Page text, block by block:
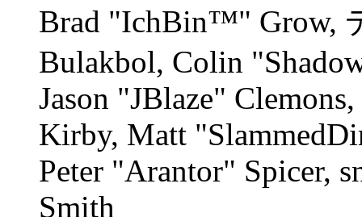
Brad "IchBin™" Grow,
Bulakbol, Colin
Jason "JBlaze"
Kirby, Matt
Peter "Arantor" Spicer,
Smith